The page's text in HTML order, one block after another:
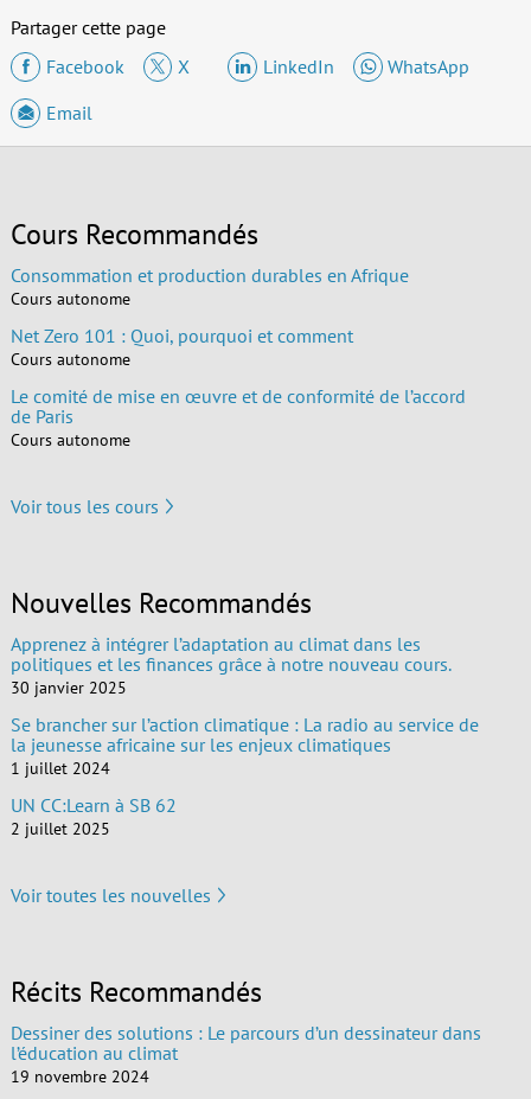
Partager cette page
Facebook
X LinkedIn
WhatsApp
Email
Cours Recommandés
Consommation et production durables en Afrique
Cours autonome
Net Zero 101 : Quoi, pourquoi et comment
Cours autonome
Le comité de mise en œuvre et de conformité de l’accord
de Paris
Cours autonome
Voir tous les cours
Nouvelles Recommandés
Apprenez à intégrer l’adaptation au climat dans les
politiques et les finances grâce à notre nouveau cours.
30 janvier 2025
Se brancher sur l’action climatique : La radio au service de
la jeunesse africaine sur les enjeux climatiques
1 juillet 2024
UN CC:Learn à SB 62
2 juillet 2025
Voir toutes les nouvelles
Récits Recommandés
Dessiner des solutions : Le parcours d’un dessinateur dans
l’éducation au climat
19 novembre 2024